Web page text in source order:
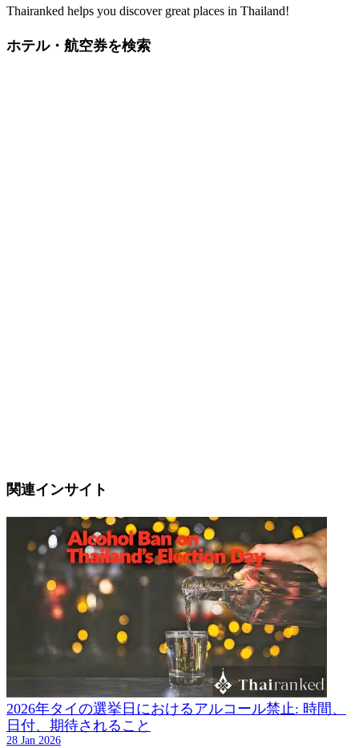
Thairanked helps you discover great places in Thailand!
ホテル・航空券を検索
関連インサイト
2026年タイの選挙日におけるアルコール禁止: 時間、
日付、期待されること
28 Jan 2026